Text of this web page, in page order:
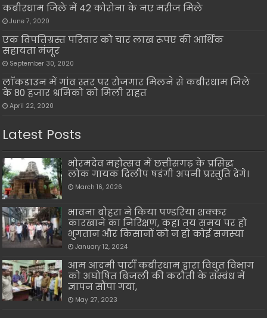
कबीरधाम जिले में 42 कोरोना के नए मरीज मिले
June 7, 2020
एक विपत्तिग्रस्त परिवार को चार लाख रूपए की आर्थिक
सहायता मंजूर
September 30, 2020
लाॅकडाउन में गांव स्तर पर रोजगार मिलने से कबीरधाम जिले
के 80 हजार श्रमिकों को मिली राहत
April 22, 2020
Latest Posts
भोरमदेव महोत्सव में छत्तीसगढ़ के प्रसिद्ध
लोक गायक दिलीप षडंगी अपनी प्रस्तुति देंगे।
March 16, 2026
भावना बोहरा ने किया पण्डरिया शक्कर
कारखाने का निरिक्षण, कहा तय समय पर हो
भुगतान और किसानों को न हो कोई समस्या
January 12, 2024
आम आदमी पार्टी कबीरधाम द्वारा विधुत विभाग
को अघोषित बिजली की कटौती के सम्बंध में
ज्ञापन सौंपा गया,
May 27, 2023